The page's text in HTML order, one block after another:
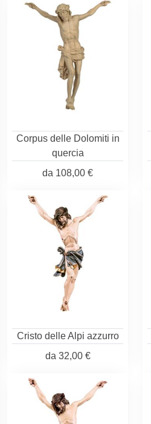
Corpus delle Dolomiti in
quercia
da 108,00 €
Cristo delle Alpi azzurro
da 32,00 €